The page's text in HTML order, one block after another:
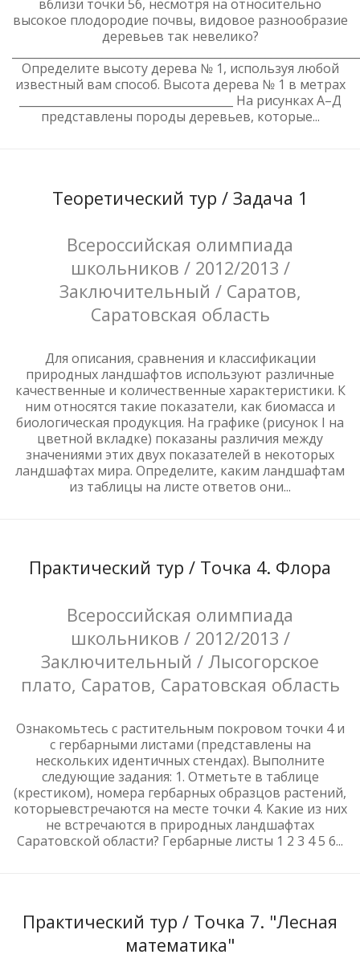
вблизи точки 5б, несмотря на относительно
высокое плодородие почвы, видовое разнообразие
деревьев так невелико?
Определите высоту дерева № 1, используя любой
известный вам способ. Высота дерева № 1 в метрах
______________________________________ На рисунках А–Д
представлены породы деревьев, которые...
Теоретический тур / Задача 1
Всероссийская олимпиада
школьников / 2012/2013 /
Заключительный / Саратов,
Саратовская область
Для описания, сравнения и классификации
природных ландшафтов используют различные
качественные и количественные характеристики. К
ним относятся такие показатели, как биомасса и
биологическая продукция. На графике (рисунок I на
цветной вкладке) показаны различия между
значениями этих двух показателей в некоторых
ландшафтах мира. Определите, каким ландшафтам
из таблицы на листе ответов они...
Практический тур / Точка 4. Флора
Всероссийская олимпиада
школьников / 2012/2013 /
Заключительный / Лысогорское
плато, Саратов, Саратовская область
Ознакомьтесь с растительным покровом точки 4 и
с гербарными листами (представлены на
нескольких идентичных стендах). Выполните
следующие задания: 1. Отметьте в таблице
(крестиком), номера гербарных образцов растений,
которыевстречаются на месте точки 4. Какие из них
не встречаются в природных ландшафтах
Саратовской области? Гербарные листы 1 2 3 4 5 6...
Практический тур / Точка 7. "Лесная
математика"